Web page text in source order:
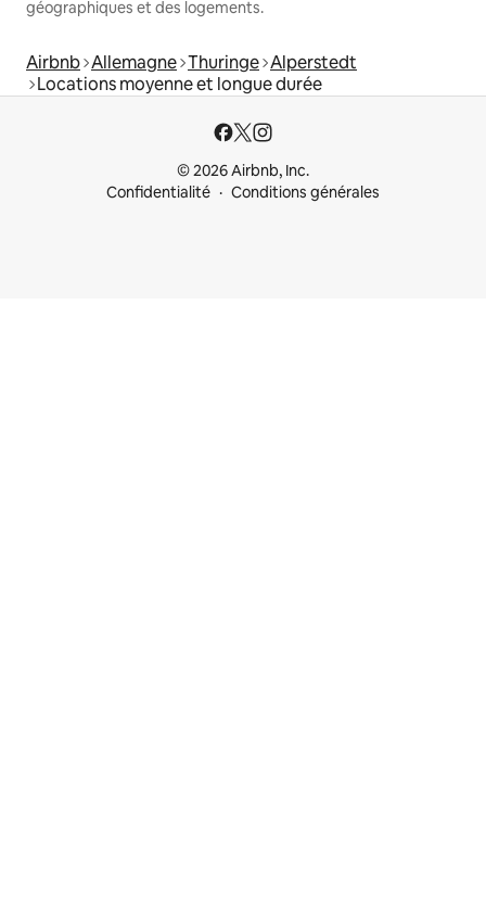
géographiques et des logements.
Airbnb Allemagne Thuringe Alperstedt
Locations moyenne et longue durée
© 2026 Airbnb, Inc.
Confidentialité
Conditions générales